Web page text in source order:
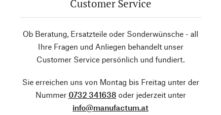
Customer Service
Ob Beratung, Ersatzteile oder Sonderwünsche - all
Ihre Fragen und Anliegen behandelt unser
Customer Service persönlich und fundiert.
Sie erreichen uns von Montag bis Freitag unter der
Nummer 0732 341638 oder jederzeit unter
info@manufactum.at